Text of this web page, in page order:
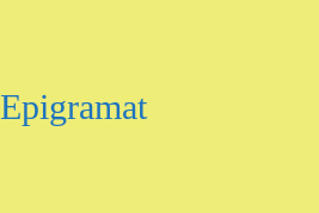
Epigramat